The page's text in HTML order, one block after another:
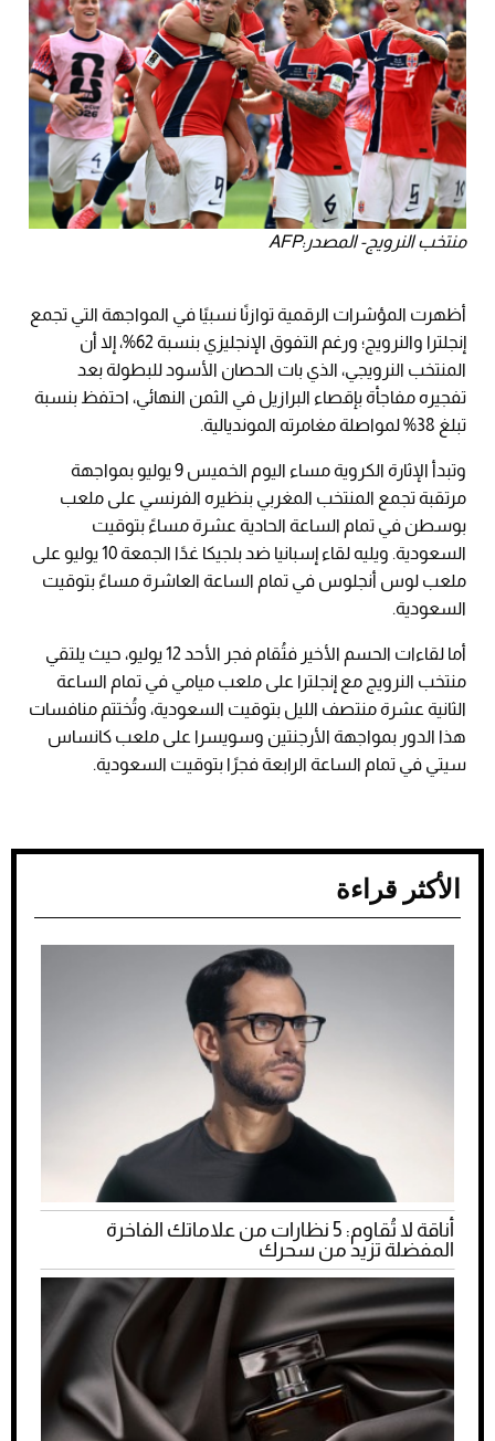
منتخب النرويج- المصدر:AFP
أظهرت المؤشرات الرقمية توازنًا نسبيًا في المواجهة التي تجمع
إنجلترا والنرويج؛ ورغم التفوق الإنجليزي بنسبة 62%، إلا أن
المنتخب النرويجي، الذي بات الحصان الأسود للبطولة بعد
تفجيره مفاجأة بإقصاء البرازيل في الثمن النهائي، احتفظ بنسبة
تبلغ 38% لمواصلة مغامرته المونديالية.
وتبدأ الإثارة الكروية مساء اليوم الخميس 9 يوليو بمواجهة
مرتقبة تجمع المنتخب المغربي بنظيره الفرنسي على ملعب
بوسطن في تمام الساعة الحادية عشرة مساءً بتوقيت
السعودية. ويليه لقاء إسبانيا ضد بلجيكا غدًا الجمعة 10 يوليو على
ملعب لوس أنجلوس في تمام الساعة العاشرة مساءً بتوقيت
السعودية.
أما لقاءات الحسم الأخير فتُقام فجر الأحد 12 يوليو، حيث يلتقي
منتخب النرويج مع إنجلترا على ملعب ميامي في تمام الساعة
الثانية عشرة منتصف الليل بتوقيت السعودية، وتُختتم منافسات
هذا الدور بمواجهة الأرجنتين وسويسرا على ملعب كانساس
سيتي في تمام الساعة الرابعة فجرًا بتوقيت السعودية.
الأكثر قراءة
أناقة لا تُقاوم: 5 نظارات من علاماتك الفاخرة
المفضلة تزيد من سحرك